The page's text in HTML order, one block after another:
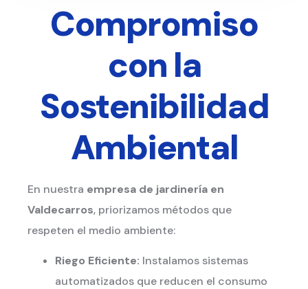
Compromiso
con la
Sostenibilidad
Ambiental
En nuestra empresa de jardinería en
Valdecarros, priorizamos métodos que
respeten el medio ambiente:
Riego Eficiente: Instalamos sistemas
automatizados que reducen el consumo